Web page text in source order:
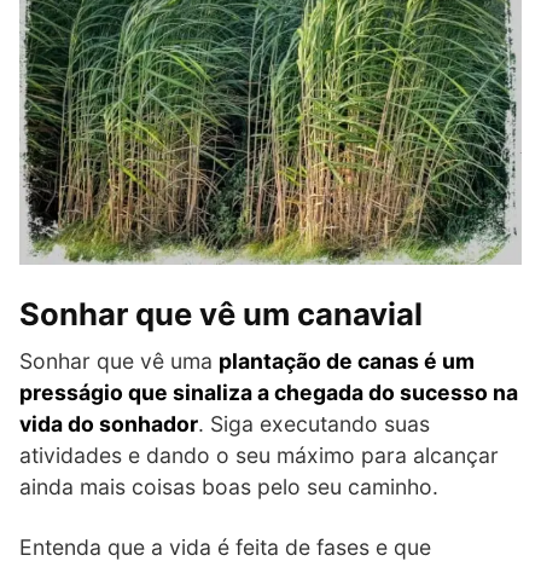
Sonhar que vê um canavial
Sonhar que vê uma plantação de canasé um
presságio que sinaliza a chegada do sucesso na
vida do sonhador. Siga executando suas
atividades e dando o seu máximo para alcançar
ainda mais coisas boas pelo seu caminho.
Entenda que a vida é feita de fases e que